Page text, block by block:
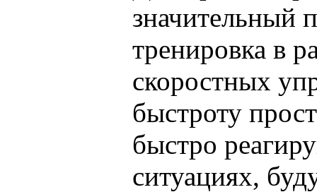
значительный
тренировка в
скоростных
быстроту
быстро
ситуациях,